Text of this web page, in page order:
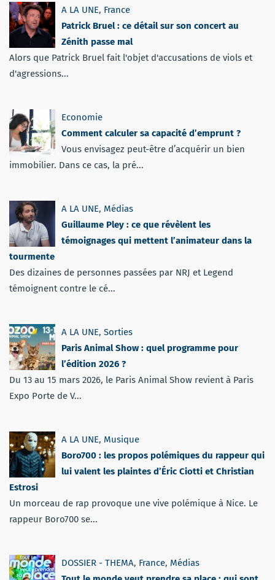
A LA UNE, France
Patrick Bruel : ce détail sur son concert au
Zénith passe mal
Alors que Patrick Bruel fait l'objet d'accusations de viols et
d'agressions...
Economie
Comment calculer sa capacité d’emprunt ?
Vous envisagez peut-être d’acquérir un bien
immobilier. Dans ce cas, la pré...
A LA UNE, Médias
Guillaume Pley : ce que révèlent les
témoignages qui mettent l’animateur dans la
tourmente
Des dizaines de personnes passées par NRJ et Legend
témoignent contre le cé...
A LA UNE, Sorties
Paris Animal Show : quel programme pour
l’édition 2026 ?
Du 13 au 15 mars 2026, le Paris Animal Show revient à Paris
Expo Porte de V...
A LA UNE, Musique
Boro700 : les propos polémiques du rappeur qui
lui valent les plaintes d’Éric Ciotti et Christian
Estrosi
Un morceau de rap provoque une vive polémique à Nice. Le
rappeur Boro700 se...
DOSSIER - THEMA, France, Médias